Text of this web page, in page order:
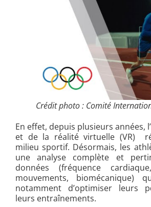
Crédit photo : Comité
En effet, depuis plusieurs années,
et de la réalité virtuelle (VR)
milieu sportif. Désormais, les
une analyse complète et
données (fréquence
mouvements, biomécanique)
notamment d’optimiser leurs
leurs entraînements.